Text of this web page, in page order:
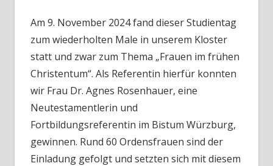
Am 9. November 2024 fand dieser Studientag
zum wiederholten Male in unserem Kloster
statt und zwar zum Thema „Frauen im frühen
Christentum“. Als Referentin hierfür konnten
wir Frau Dr. Agnes Rosenhauer, eine
Neutestamentlerin und
Fortbildungsreferentin im Bistum Würzburg,
gewinnen. Rund 60 Ordensfrauen sind der
Einladung gefolgt und setzten sich mit diesem